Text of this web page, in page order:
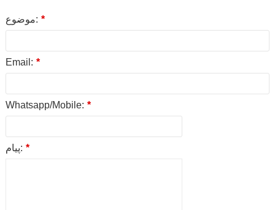
موضوع: *
Email: *
Whatsapp/Mobile: *
پیام: *